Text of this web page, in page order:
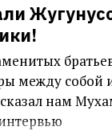
между собой
нам